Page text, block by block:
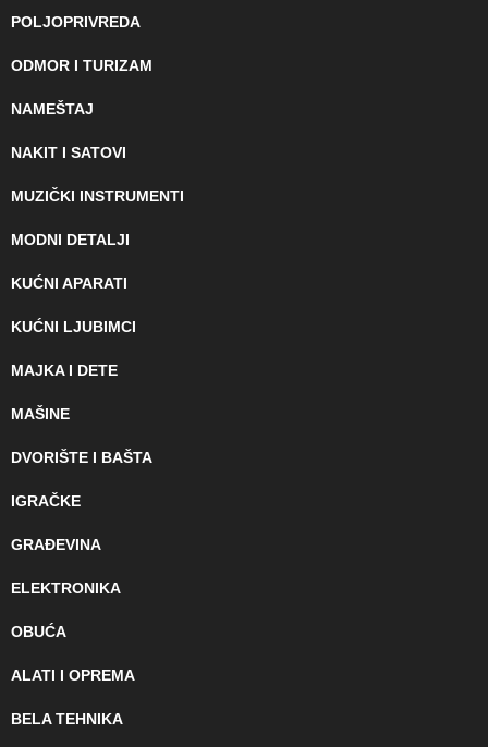
POLJOPRIVREDA
ODMOR I TURIZAM
NAMEŠTAJ
NAKIT I SATOVI
MUZIČKI INSTRUMENTI
MODNI DETALJI
KUĆNI APARATI
KUĆNI LJUBIMCI
MAJKA I DETE
MAŠINE
DVORIŠTE I BAŠTA
IGRAČKE
GRAĐEVINA
ELEKTRONIKA
OBUĆA
ALATI I OPREMA
BELA TEHNIKA